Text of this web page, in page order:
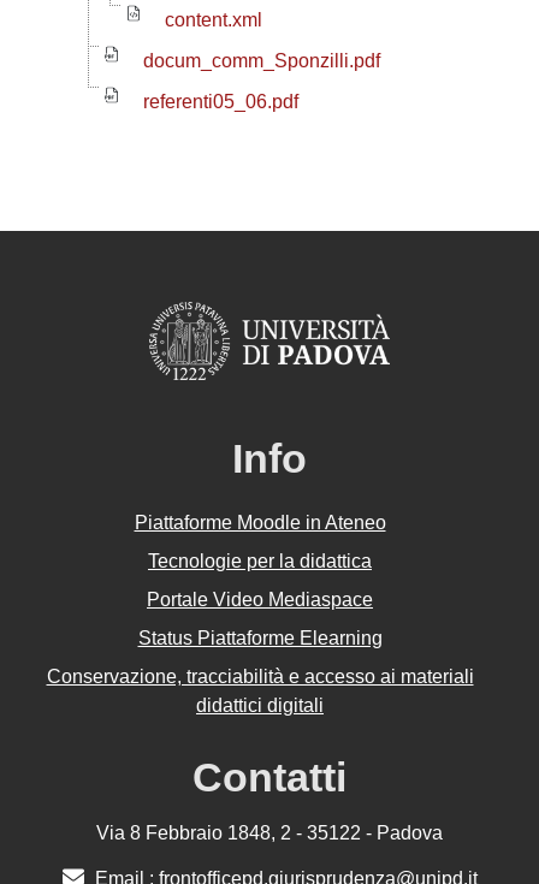
content.xml
docum_comm_Sponzilli.pdf
referenti05_06.pdf
Info
Piattaforme Moodle in Ateneo
Tecnologie per la didattica
Portale Video Mediaspace
Status Piattaforme Elearning
Conservazione, tracciabilità e accesso ai materiali
didattici digitali
Contatti
Via 8 Febbraio 1848, 2 - 35122 - Padova
Email : frontofficepd.giurisprudenza@unipd.it